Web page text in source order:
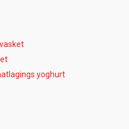
yoghurt